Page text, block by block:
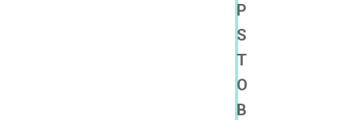
P
S
T
O
B